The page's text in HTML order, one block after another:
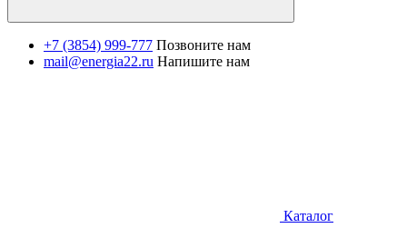
+7 (3854) 999-777 Позвоните нам
mail@energia22.ru Напишите нам
Каталог